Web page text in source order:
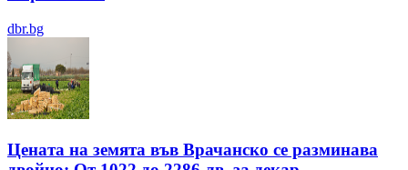
dbr.bg
Цената на земята във Врачанско се разминава